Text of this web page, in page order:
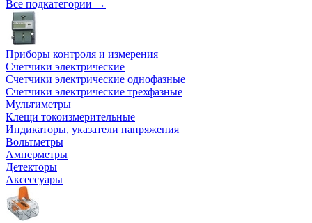
Все подкатегории →
Приборы контроля и измерения
Счетчики электрические
Счетчики электрические однофазные
Счетчики электрические трехфазные
Мультиметры
Клещи токоизмерительные
Индикаторы, указатели напряжения
Вольтметры
Амперметры
Детекторы
Аксессуары